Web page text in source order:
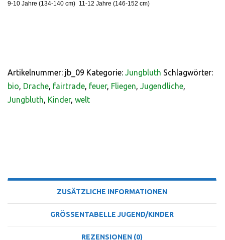
9-10 Jahre (134-140 cm) 11-12 Jahre (146-152 cm)
Artikelnummer: jb_09 Kategorie: Jungbluth Schlagwörter:
bio Drache fairtrade feuer, Fliegen Jugendliche
Jungbluth Kinder, welt
ZUSÄTZLICHE INFORMATIONEN
GRÖSSENTABELLE JUGEND/KINDER
REZENSIONEN (0)